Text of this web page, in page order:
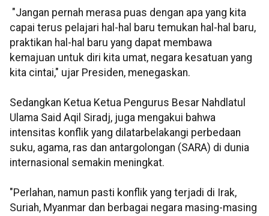
"Jangan pernah merasa puas dengan apa yang kita
capai terus pelajari hal-hal baru temukan hal-hal baru,
praktikan hal-hal baru yang dapat membawa
kemajuan untuk diri kita umat, negara kesatuan yang
kita cintai," ujar Presiden, menegaskan.
Sedangkan Ketua Ketua Pengurus Besar Nahdlatul
Ulama Said Aqil Siradj, juga mengakui bahwa
intensitas konflik yang dilatarbelakangi perbedaan
suku, agama, ras dan antargolongan (SARA) di dunia
internasional semakin meningkat.
"Perlahan, namun pasti konflik yang terjadi di Irak,
Suriah, Myanmar dan berbagai negara masing-masing